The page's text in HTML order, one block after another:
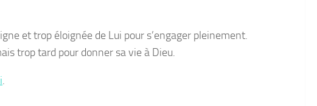
et trop éloignée de Lui pour s’engager pleinement.
trop tard pour donner sa vie à Dieu.
.